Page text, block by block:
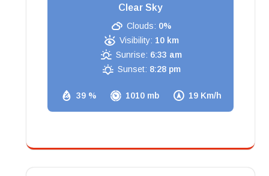
Clear Sky
39 % 1010 mb 19 Km/h
Clouds: 0%
Visibility: 10 km
Sunrise: 6:33 am
Sunset: 8:28 pm